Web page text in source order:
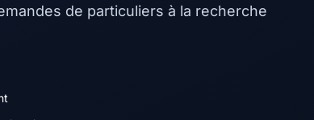
de particuliers à la recherche